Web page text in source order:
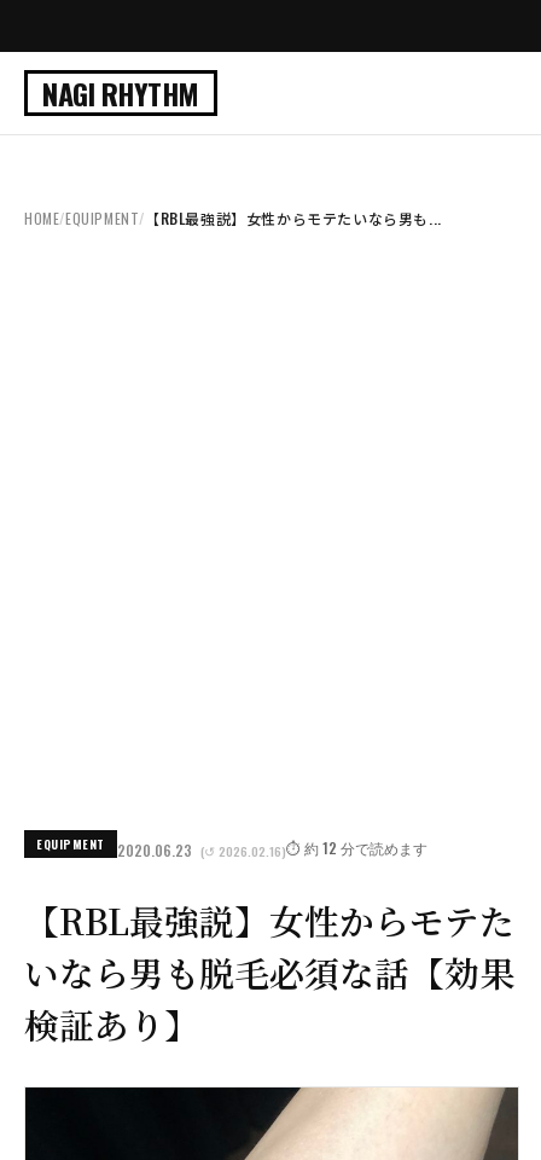
NAGI RHYTHM
HOME/EQUIPMENT/ 【RBL最強説】女性からモテたいなら男も...
EQUIPMENT 2020.06.23 (↺ 2026.02.16)⏱️ 約 12 分で読めます
【RBL最強説】女性からモテた
いなら男も脱毛必須な話【効果
検証あり】